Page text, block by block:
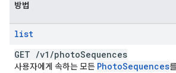
방법
list
GET /v1 /photoSequences
사용자에게 속하는 모든 PhotoSequences